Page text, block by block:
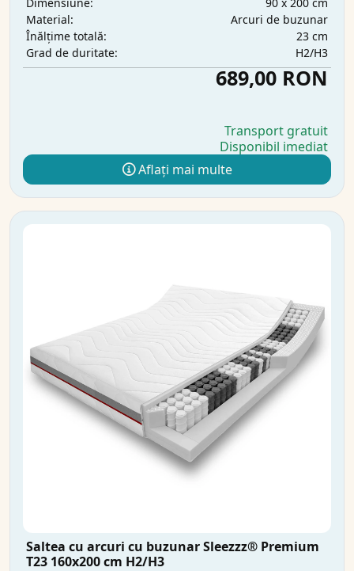
Material:
Arcuri de buzunar
Înălțime totală:
23 cm
Grad de duritate:
H2/H3
689,00 RON
Transport gratuit
Disponibil imediat
Aflați mai multe
Saltea cu arcuri cu buzunar Sleezzz® Premium
T23 160x200 cm H2/H3